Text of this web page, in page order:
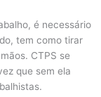
é necessário
tem como tirar
CTPS se
que sem ela